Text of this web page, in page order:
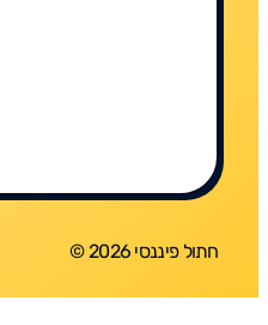
חתול פיננסי 2026 ©